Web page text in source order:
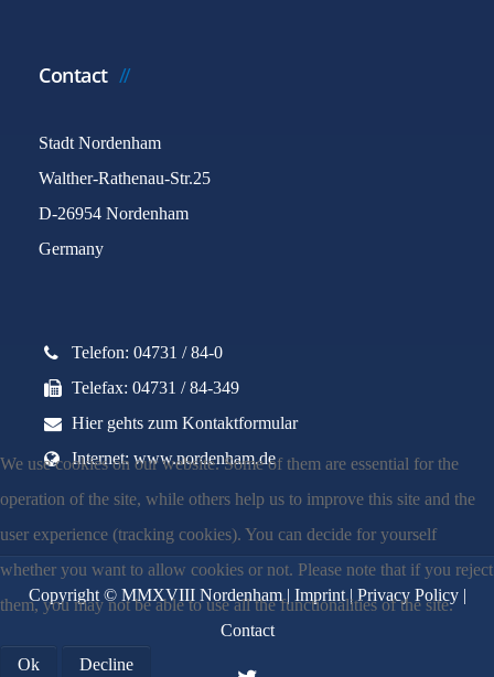
Contact
Stadt Nordenham
Walther-Rathenau-Str.25
D-26954 Nordenham
Germany
Telefon: 04731 / 84-0
Telefax: 04731 / 84-349
Hier gehts zum Kontaktformular
Internet: www.nordenham.de
Copyright © MMXVIII Nordenham | Imprint| Privacy Policy|
Contact
We use cookies on our website. Some of them are essential for the
operation of the site, while others help us to improve this site and the
user experience (tracking cookies). You can decide for yourself
whether you want to allow cookies or not. Please note that if you reject
them, you may not be able to use all the functionalities of the site.
Ok Decline